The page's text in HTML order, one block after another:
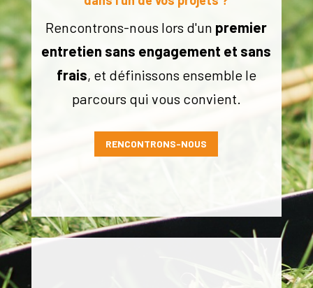
Rencontrons-nous lors d'un premier
entretien sans engagement et sans
frais, et définissons ensemble le
parcours qui vous convient.
RENCONTRONS-NOUS